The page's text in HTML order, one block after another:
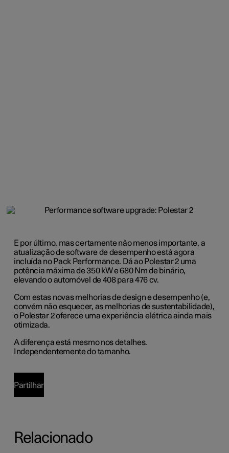
E por último, mas certamente não menos importante, a
atualização de software de desempenho está agora
incluída no Pack Performance. Dá ao Polestar 2 uma
potência máxima de 350 kW e 680 Nm de binário,
elevando o automóvel de 408 para 476 cv.
Com estas novas melhorias de design e desempenho (e,
convém não esquecer, as melhorias de sustentabilidade),
o Polestar 2 oferece uma experiência elétrica ainda mais
otimizada.
A diferença está mesmo nos detalhes.
Independentemente do tamanho.
Partilhar
Relacionado